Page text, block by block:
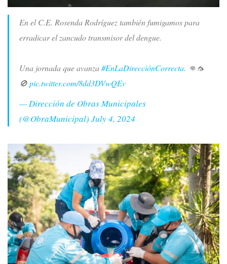
En el C.E. Rosenda Rodríguez también fumigamos para
erradicar el zancudo transmisor del dengue.
Una jornada que avanza#EnLaDirecciónCorrecta. 👊🦟
🚫pic.twitter.com/8dd3DVwQEv
— Dirección de Obras Municipales
(@ObraMunicipal) July 4, 2024